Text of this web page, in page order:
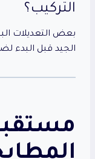
التركيب؟
بعض التعديلات
الجيد قبل البدء